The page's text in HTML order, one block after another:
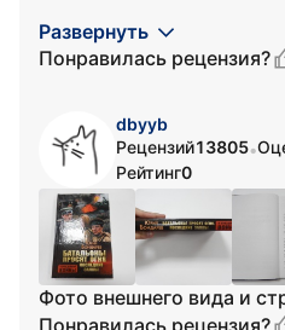
Развернуть
Понравилась рецензия?
dbyyb
Рецензий13805•
Рейтинг0
Фото внешнего вида и
Понравилась рецензия?